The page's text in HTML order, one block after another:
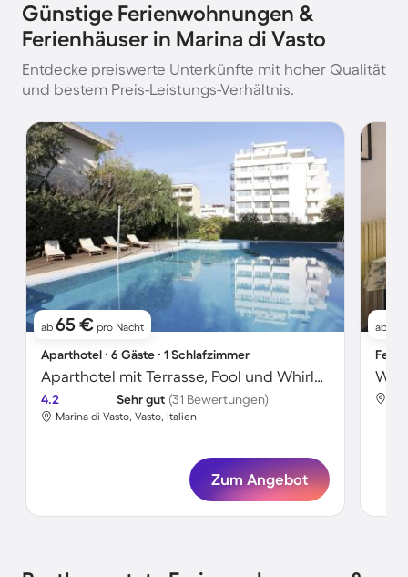
Günstige Ferienwohnungen &
Ferienhäuser in Marina di Vasto
Entdecke preiswerte Unterkünfte mit hoher Qualität
und bestem Preis-Leistungs-Verhältnis.
ab 65 € pro Nacht
Aparthotel ∙ 6 Gäste ∙ 1 Schlafzimmer
Aparthotel mit Terrasse, Pool und Whirlpool | Gartenblick | Ideal für Homeoffice
4.2 Sehr gut (31 Bewertungen)
Marina di Vasto, Vasto, Italien
Zum Angebot
ab